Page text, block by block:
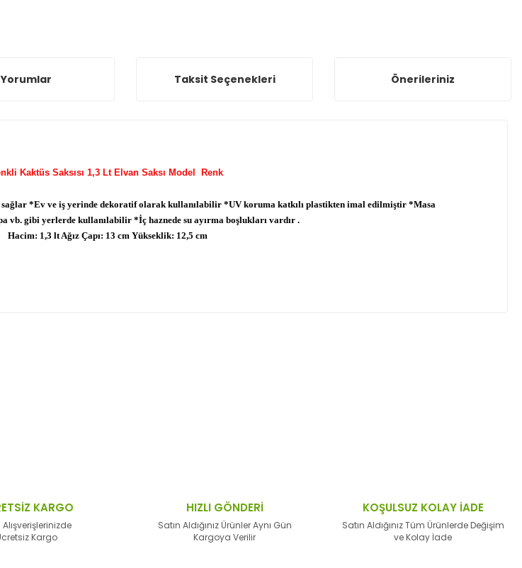
Yorumlar Taksit Seçenekleri Önerileriniz
Kaktüs Saksısı 1,3 Lt Elvan Saksı Model Renk
*Ev ve iş yerinde dekoratif olarak kullanılabilir *UV koruma katkılı plastikten imal edilmiştir *Masa
vb. gibi yerlerde kullanılabilir *İç haznede su ayırma boşlukları vardır .
Hacim: 1,3 lt Ağız Çapı: 13 cm Yükseklik: 12,5 cm
KARGO
Kargo
HIZLI GÖNDERİ
Satın Aldığınız Ürünler Aynı Gün
Kargoya Verilir
KOŞULSUZ KOLAY İADE
Satın Aldığınız Tüm Ürünlerde Değişim
ve Kolay İade